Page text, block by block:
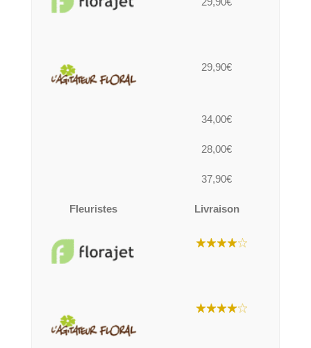
29,90€
34,00€
28,00€
37,90€
Fleuristes Livraison